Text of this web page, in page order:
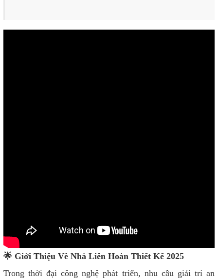
🌟 Giới Thiệu Về Nhà Liên Hoàn Thiết Kế 2025
Trong thời đại công nghệ phát triển, nhu cầu giải trí an